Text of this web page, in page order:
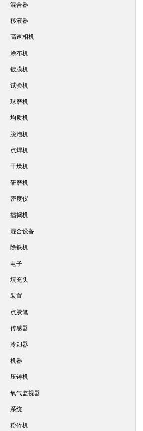
混合器
移液器
高速相机
涂布机
镀膜机
试验机
球磨机
均质机
脱泡机
点焊机
干燥机
研磨机
密度仪
擂捣机
混合设备
除铁机
电子
填充头
装置
点胶笔
传感器
冷却器
机器
压铸机
氧气监视器
系统
粉碎机